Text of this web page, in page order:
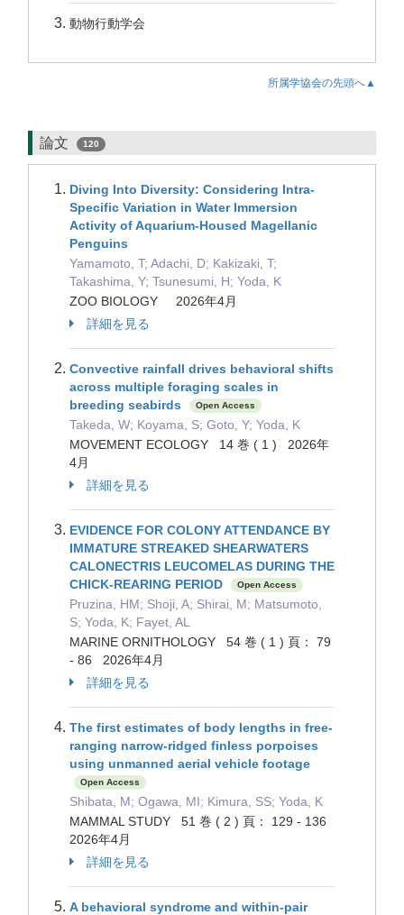
動物行動学会
所属学協会の先頭へ▲
論文 120
Diving Into Diversity: Considering Intra-
Specific Variation in Water Immersion
Activity of Aquarium-Housed Magellanic
Penguins
Yamamoto, T; Adachi, D; Kakizaki, T;
Takashima, Y; Tsunesumi, H; Yoda, K
ZOO BIOLOGY 2026年4月
詳細を見る
Convective rainfall drives behavioral shifts
across multiple foraging scales in
breeding seabirds
Open Access
Takeda, W; Koyama, S; Goto, Y; Yoda, K
MOVEMENT ECOLOGY 14 巻 ( 1 ) 2026年
4月
詳細を見る
EVIDENCE FOR COLONY ATTENDANCE BY
IMMATURE STREAKED SHEARWATERS
CALONECTRIS LEUCOMELAS DURING THE
CHICK-REARING PERIOD
Open Access
Pruzina, HM; Shoji, A; Shirai, M; Matsumoto,
S; Yoda, K; Fayet, AL
MARINE ORNITHOLOGY 54 巻 ( 1 ) 頁： 79
- 86 2026年4月
詳細を見る
The first estimates of body lengths in free-
ranging narrow-ridged finless porpoises
using unmanned aerial vehicle footage
Open Access
Shibata, M; Ogawa, MI; Kimura, SS; Yoda, K
MAMMAL STUDY 51 巻 ( 2 ) 頁： 129 - 136
2026年4月
詳細を見る
A behavioral syndrome and within-pair